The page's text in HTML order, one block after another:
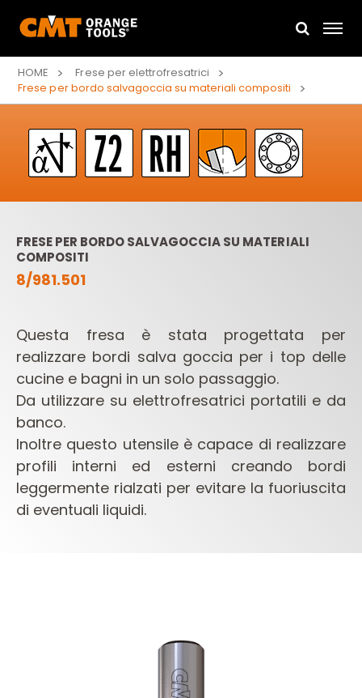
HOME
Frese per elettrofresatrici
Frese per bordo salvagoccia su materiali compositi
FRESE PER BORDO SALVAGOCCIA SU MATERIALI
COMPOSITI
8/981.501
Questa fresa è stata progettata per
realizzare bordi salva goccia per i top delle
cucine e bagni in un solo passaggio.
Da utilizzare su elettrofresatrici portatili e da
banco.
Inoltre questo utensile è capace di realizzare
profili interni ed esterni creando bordi
leggermente rialzati per evitare la fuoriuscita
di eventuali liquidi.